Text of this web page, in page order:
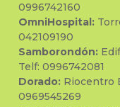
0996742160
OmniHospital:
042109190
Samborondón:
Telf: 0996742081
Dorado: Riocentro
0969545269